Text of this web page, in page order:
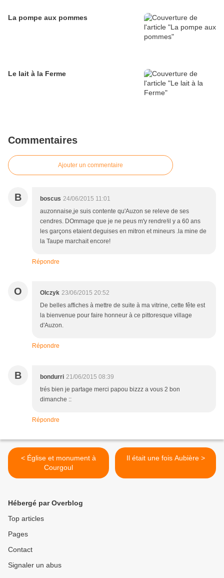
La pompe aux pommes
Le lait à la Ferme
Commentaires
Ajouter un commentaire
B boscus 24/06/2015 11:01
auzonnaise,je suis contente qu'Auzon se releve de ses
cendres. DOmmage que je ne peus m'y rendre!il y a 60 ans
les garçons etaient deguises en mitron et mineurs .la mine de
la Taupe marchait encore!
Répondre
O Olczyk 23/06/2015 20:52
De belles affiches à mettre de suite à ma vitrine, cette fête est
la bienvenue pour faire honneur à ce pittoresque village
d'Auzon.
Répondre
B bondurri 21/06/2015 08:39
trés bien je partage merci papou bizzz a vous 2 bon
dimanche ::
Répondre
< Église et monument à
Courgoul
Il était une fois Aubière >
Hébergé par Overblog
Top articles
Pages
Contact
Signaler un abus